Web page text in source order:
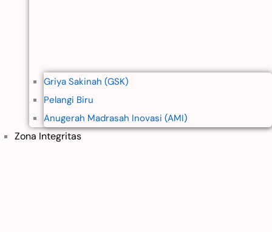
Griya Sakinah (GSK)
Pelangi Biru
Anugerah Madrasah Inovasi (AMI)
Zona Integritas